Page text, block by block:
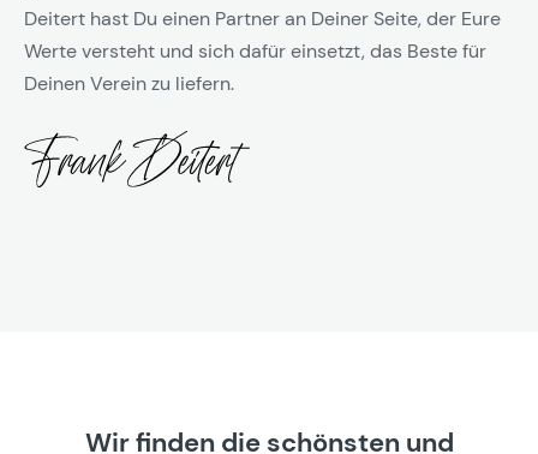
Deitert hast Du einen Partner an Deiner Seite, der Eure
Werte versteht und sich dafür einsetzt, das Beste für
Deinen Verein zu liefern.
Wir finden die schönsten und